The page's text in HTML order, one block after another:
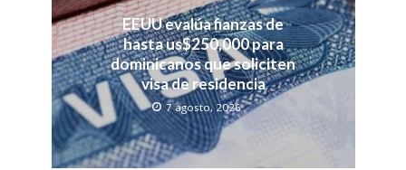
EEUU evalúa fianzas de
hasta us$250,000 para
dominicanos que soliciten
visa de residencia
7 agosto, 2026